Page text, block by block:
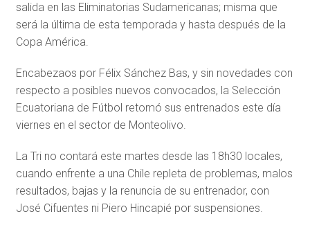
salida en las Eliminatorias Sudamericanas; misma que
será la última de esta temporada y hasta después de la
Copa América.
Encabezaos por Félix Sánchez Bas, y sin novedades con
respecto a posibles nuevos convocados, la Selección
Ecuatoriana de Fútbol retomó sus entrenados este día
viernes en el sector de Monteolivo.
La Tri no contará este martes desde las 18h30 locales,
cuando enfrente a una Chile repleta de problemas, malos
resultados, bajas y la renuncia de su entrenador, con
José Cifuentes ni Piero Hincapié por suspensiones.